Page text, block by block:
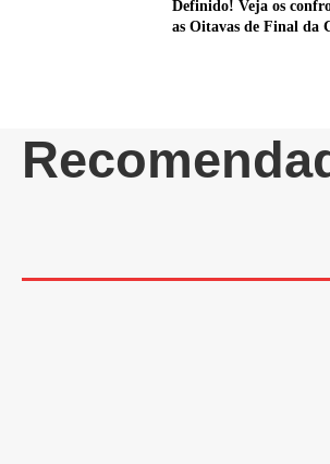
Definido! Veja os
as Oitavas de Final da